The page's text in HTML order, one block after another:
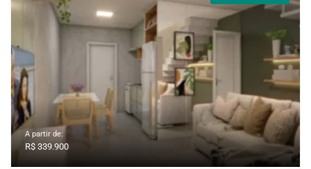
A partir de:
R$ 339.900